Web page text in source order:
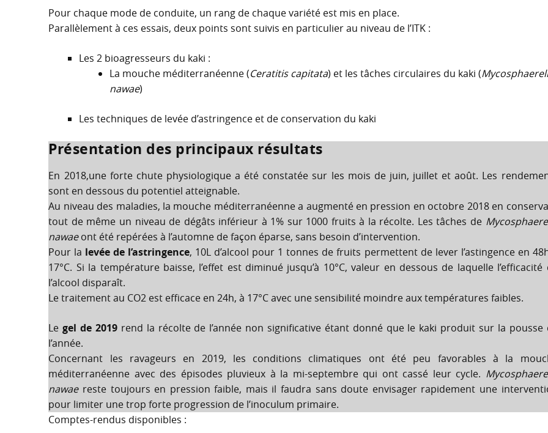
Pour chaque mode de conduite, un rang de chaque variété est mis en place.
Parallèlement à ces essais, deux points sont suivis en particulier au niveau de l’ITK :
Les 2 bioagresseurs du kaki :
La mouche méditerranéenne (Ceratitis capitata) et les tâches circulaires du kaki (
nawae)
Les techniques de levée d’astringence et de conservation du kaki
Présentation des principaux résultats
En 2018,une forte chute physiologique a été constatée sur les mois de juin, juillet et août. Les
sont en dessous du potentiel atteignable.
Au niveau des maladies, la mouche méditerranéenne a augmenté en pression en octobre 2018 en
tout de même un niveau de dégâts inférieur à 1% sur 1000 fruits à la récolte. Les tâches de
nawaeont été repérées à l’automne de façon éparse, sans besoin d’intervention.
Pour la levée de l’astringence, 10L d’alcool pour 1 tonnes de fruits permettent de lever l’astingence en
17°C. Si la température baisse, l’effet est diminué jusqu’à 10°C, valeur en dessous de laquelle l’efficacité
l’alcool disparaît.
Le traitement au CO2 est efficace en 24h, à 17°C avec une sensibilité moindre aux températures faibles.
Legel de 2019 rend la récolte de l’année non significative étant donné que le kaki produit sur la pousse
l’année.
Concernant les ravageurs en 2019, les conditions climatiques ont été peu favorables à la
méditerranéenne avec des épisodes pluvieux à la mi-septembre qui ont cassé leur cycle.
nawae reste toujours en pression faible, mais il faudra sans doute envisager rapidement une
pour limiter une trop forte progression de l’inoculum primaire.
Comptes-rendus disponibles :